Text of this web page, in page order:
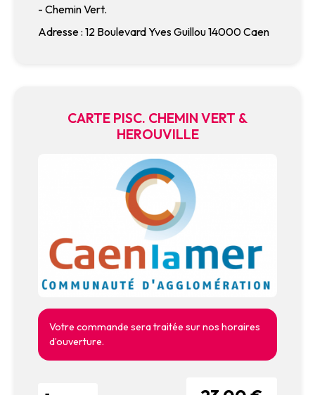
- Chemin Vert.
Adresse : 12 Boulevard Yves Guillou 14000 Caen
CARTE PISC. CHEMIN VERT &
HEROUVILLE
Votre commande sera traitée sur nos horaires
d’ouverture.